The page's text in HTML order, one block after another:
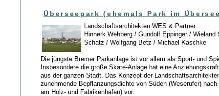
Überseepark (ehemals Park im
Landschaftsarchitekten WES & Partner
Hinnerk Wehberg / Gundolf Eppinger /
Schatz / Wolfgang Betz / Michael Kaschke
Die jüngste Bremer Parkanlage ist vor allem als Sport- und
Insbesondere die große Skate-Anlage hat eine
aus der ganzen Stadt. Das Konzept der
zunehmende Bepflanzungsdichte von Süden (Weserufer) nach
am Holz- und Fabrikenhafen) vor.